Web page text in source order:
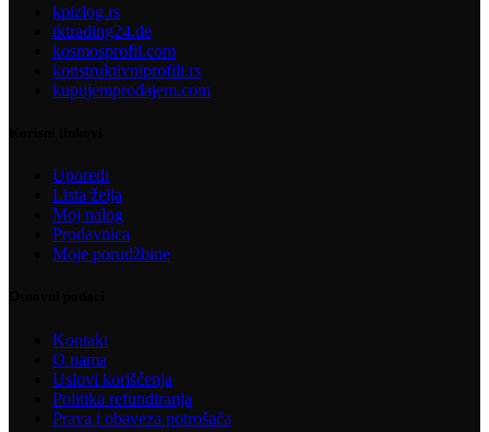
kpizlog.rs
tktrading24.de
kosmosprofil.com
konstruktivniprofili.rs
kupujemprodajem.com
Uporedi
Lista želja
Moj nalog
Prodavnica
Moje porudžbine
Kontakt
O nama
Uslovi korišćenja
Politika refundiranja
Prava i obaveza potrošača